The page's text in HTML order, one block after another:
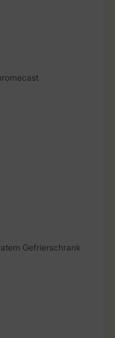
Gefrierschrank